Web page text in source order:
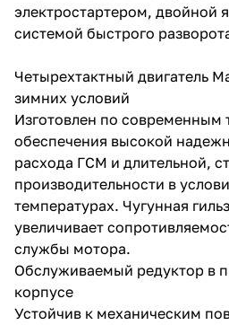
электростартером, двойной
системой быстрого
Четырехтактный двигатель
зимних условий
Изготовлен по современным
обеспечения высокой
расхода ГСМ и длительной,
производительности в
температурах. Чугунная
увеличивает
службы мотора.
Обслуживаемый редуктор в
корпусе
Устойчив к механическим